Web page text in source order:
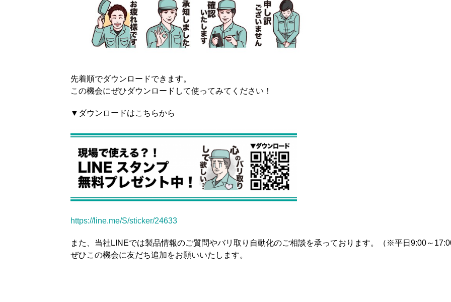
先着順でダウンロードできます。
この機会にぜひダウンロードして使ってみてください！
▼ダウンロードはこちらから
https://line.me/S/sticker/24633
また、当社LINEでは製品情報のご質問やバリ取り自動化のご相談を承っております。（※平日9:00～
ぜひこの機会に友だち追加をお願いいたします。